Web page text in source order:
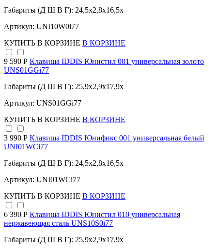
Габариты (Д Ш В Г): 24,5x2,8x16,5x
Артикул: UNI10W0i77
КУПИТЬ В КОРЗИНЕ В КОРЗИНЕ
9 590 Р Клавиша IDDIS Юнистил 001 универсальная золото
UNS01GGi77
Габариты (Д Ш В Г): 25,9x2,9x17,9x
Артикул: UNS01GGi77
КУПИТЬ В КОРЗИНЕ В КОРЗИНЕ
3 990 Р Клавиша IDDIS Юнификс 001 универсальная белый
UNI01WCi77
Габариты (Д Ш В Г): 24,5x2,8x16,5x
Артикул: UNI01WCi77
КУПИТЬ В КОРЗИНЕ В КОРЗИНЕ
6 390 Р Клавиша IDDIS Юнистил 010 универсальная
нержавеющая сталь UNS10S0i77
Габариты (Д Ш В Г): 25,9x2,9x17,9x